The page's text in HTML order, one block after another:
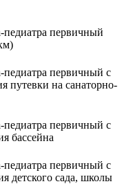
педиатра первичный
педиатра первичный с
путевки на санаторно-
педиатра первичный с
бассейна
педиатра первичный с
детского сада, школы